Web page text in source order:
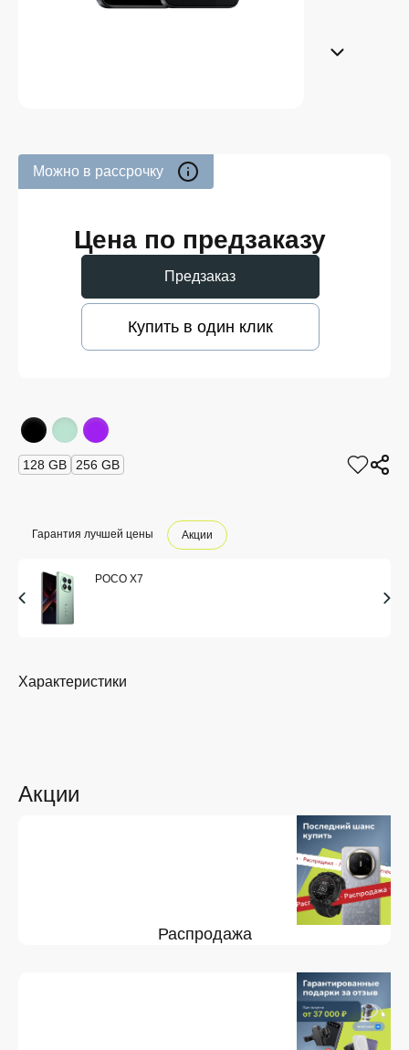
Можно в рассрочку
Цена по предзаказу
Предзаказ
Купить в один клик
128 GB 256 GB
Гарантия лучшей цены Акции
POCO X7
Акции
Распродажа
Характеристики